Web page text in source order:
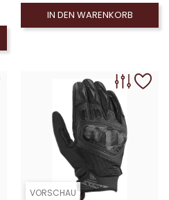
IN DEN WARENKORB
VORSCHAU